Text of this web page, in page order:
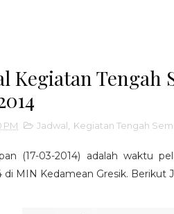
Kegiatan Tengah
PM Jadwal Kegiatan Tengah
(17-03-2014) adalah waktu
di MIN Kedamean Gresik. Berikut